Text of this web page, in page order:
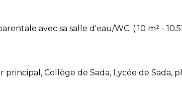
avec sa salle d'eau/WC. ( 10 m² - 10.51
Collège de Sada, Lycée de Sada,